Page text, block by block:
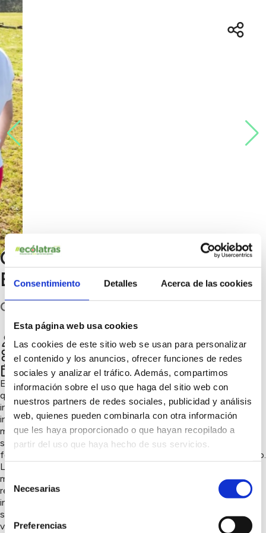
Consentimiento Detalles Acerca de las cookies
Esta página web usa cookies
Las cookies de este sitio web se usan para personalizar
el contenido y los anuncios, ofrecer funciones de redes
sociales y analizar el tráfico. Además, compartimos
información sobre el uso que haga del sitio web con
nuestros partners de redes sociales, publicidad y análisis
web, quienes pueden combinarla con otra información
que les haya proporcionado o que hayan recopilado a
partir del uso que haya hecho de sus servicios.
Selección
de
consentimiento
Necesarias
Preferencias
Creando espacios verdes con
Enarbolando Córdoba
Córdoba
EnArbolando Córdoba
Chatear
Sensibilización ambiental, Naturaleza y biodiversidad
1 trimestre 2026
El grupo Enarbolando Córdoba llevó a cabo una plantación
que combinó biodiversidad y educación ambiental,
involucrando activamente a estudiantes y profesores de un
instituto local. En esta actividad se sembraron 4 moreras, 5
majuelos y 10 lentiscos, seleccionados cuidadosamente por
su adaptabilidad al clima y su importancia ecológica para
fomentar la fauna local y mejorar la calidad del entorno urbano.
La jornada permitió a los participantes conocer de primera
mano técnicas de plantación, cuidados posteriores y la
relevancia de cada especie en el ecosistema. Además, la
iniciativa promovió valores como el trabajo en equipo, la
sostenibilidad y el respeto por la naturaleza, fortaleciendo el
vínculo entre la comunidad educativa y el medio ambiente.